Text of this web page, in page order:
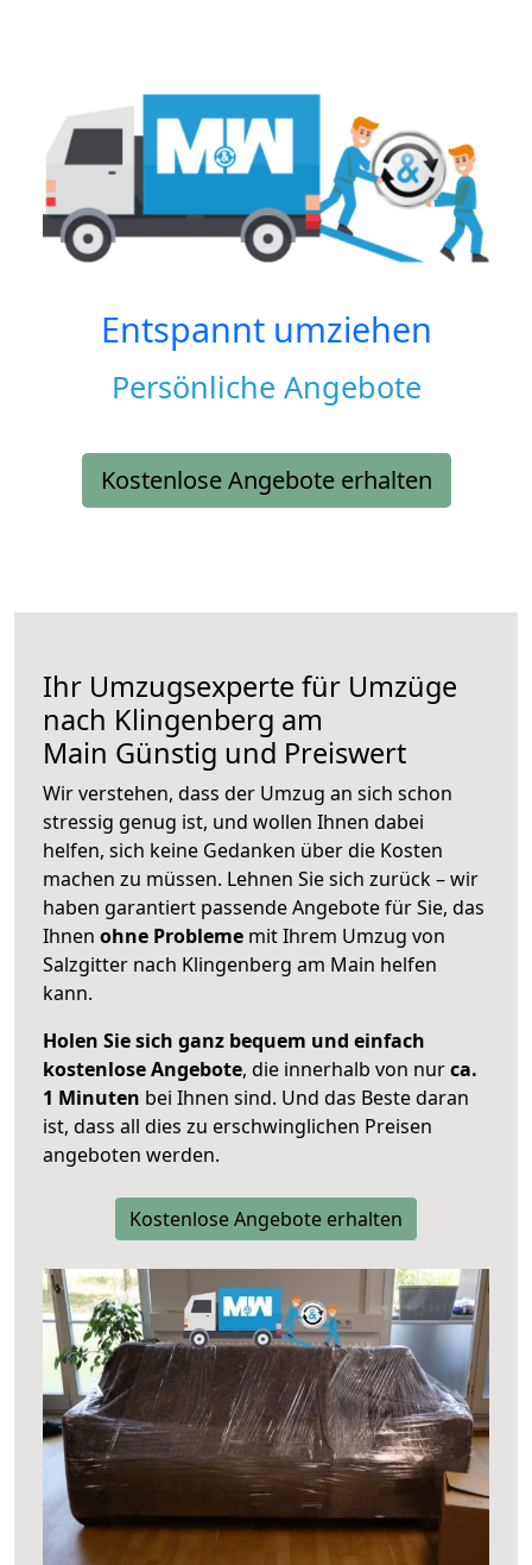
Entspannt umziehen
Persönliche Angebote
Kostenlose Angebote erhalten
Ihr Umzugsexperte für Umzüge
nach Klingenberg am
Main Günstig und Preiswert
Wir verstehen, dass der Umzug an sich schon
stressig genug ist, und wollen Ihnen dabei
helfen, sich keine Gedanken über die Kosten
machen zu müssen. Lehnen Sie sich zurück – wir
haben garantiert passende Angebote für Sie, das
Ihnen ohne Probleme mit Ihrem Umzug von
Salzgitter nach Klingenberg am Main helfen
kann.
Holen Sie sich ganz bequem und einfach
kostenlose Angebote, die innerhalb von nurca.
1 Minuten bei Ihnen sind. Und das Beste daran
ist, dass all dies zu erschwinglichen Preisen
angeboten werden.
Kostenlose Angebote erhalten